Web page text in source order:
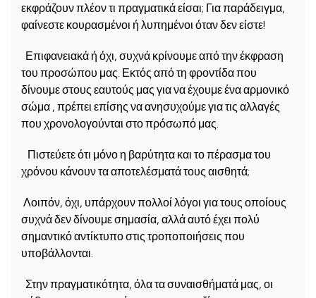
εκφράζουν πλέον τι πραγματικά είσαι; Για παράδειγμα,
φαίνεστε κουρασμένοι ή λυπημένοι όταν δεν είστε!
Επιφανειακά ή όχι, συχνά κρίνουμε από την έκφραση
του προσώπου μας. Εκτός από τη φροντίδα που
δίνουμε στους εαυτούς μας για να έχουμε ένα αρμονικό
σώμα , πρέπει επίσης να ανησυχούμε για τις αλλαγές
που χρονολογούνται στο πρόσωπό μας.
Πιστεύετε ότι μόνο η βαρύτητα και το πέρασμα του
χρόνου κάνουν τα αποτελέσματά τους αισθητά;
Λοιπόν, όχι, υπάρχουν πολλοί λόγοι για τους οποίους
συχνά δεν δίνουμε σημασία, αλλά αυτό έχει πολύ
σημαντικό αντίκτυπο στις τροποποιήσεις που
υποβάλλονται.
Στην πραγματικότητα, όλα τα συναισθήματά μας, οι